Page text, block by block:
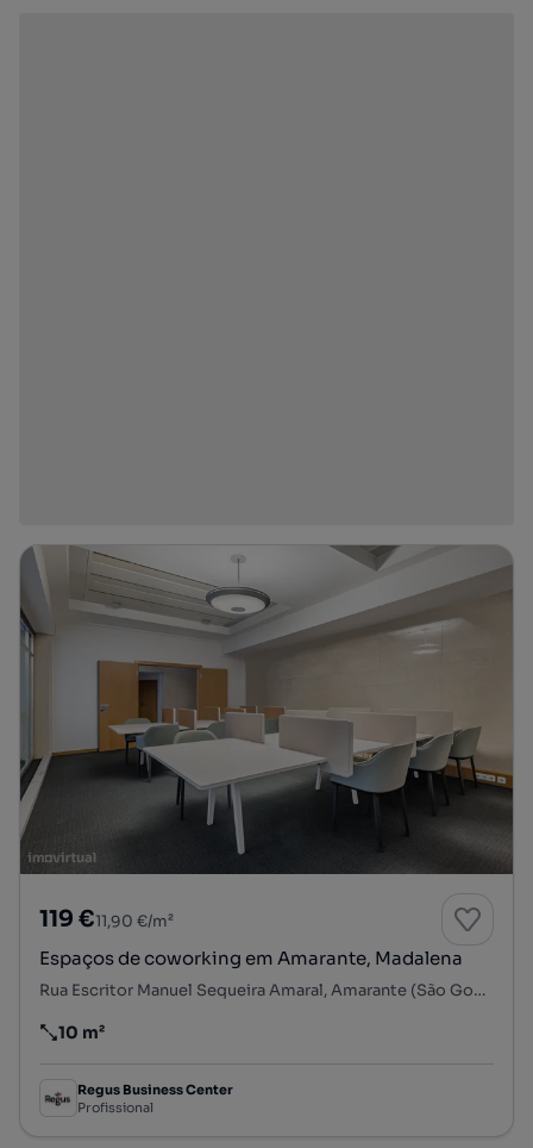
119 €11,90 €/m²
Espaços de coworking em Amarante, Madalena
Rua Escritor Manuel Sequeira Amaral, Amarante (São Gonçalo), Madalena, Cepelos e Gatão, Amarante, Porto
Preço por metro quadrado
10 m²
Regus Business Center
Profissional